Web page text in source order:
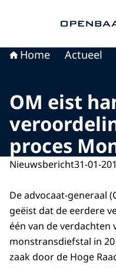
Home Actueel
OM eist
proces
Nieuwsbericht31-01-
De advocaat-generaal
geëist dat de eerdere
één van de verdachten
monstransdiefstal in
zaak door de Hoge